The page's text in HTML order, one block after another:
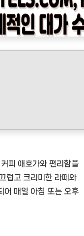
ㅣ
인
비
그
란
피 애호가와 편리함을
럽고 크리미한 라떼와
어 매일 아침 또는 오후